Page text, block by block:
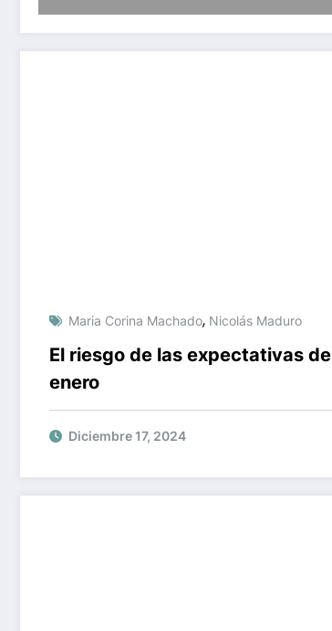
Maria Corina Machado, Nicolás Maduro
El riesgo de las expectativas de
enero
Diciembre 17, 2024